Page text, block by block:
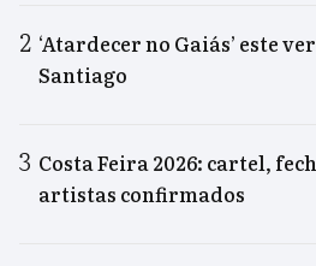
‘Atardecer no Gaiás’ este
Santiago
Costa Feira 2026: cartel,
artistas confirmados